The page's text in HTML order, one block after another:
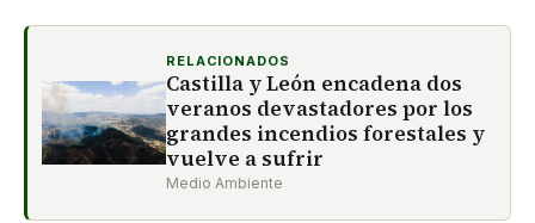
RELACIONADOS
Castilla y León encadena dos
veranos devastadores por los
grandes incendios forestales y
vuelve a sufrir
Medio Ambiente